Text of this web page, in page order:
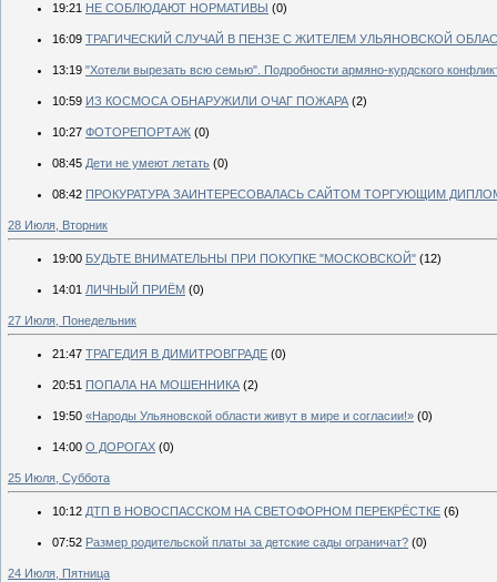
19:21 НЕ СОБЛЮДАЮТ НОРМАТИВЫ (0)
16:09 ТРАГИЧЕСКИЙ СЛУЧАЙ В ПЕНЗЕ С ЖИТЕЛЕМ УЛЬЯНОВСКОЙ
13:19 "Хотели вырезать всю семью". Подробности армяно-курдского
10:59 ИЗ КОСМОСА ОБНАРУЖИЛИ ОЧАГ ПОЖАРА (2)
10:27 ФОТОРЕПОРТАЖ (0)
08:45 Дети не умеют летать (0)
08:42 ПРОКУРАТУРА ЗАИНТЕРЕСОВАЛАСЬ САЙТОМ ТОРГУЮЩИМ
28 Июля, Вторник
19:00 БУДЬТЕ ВНИМАТЕЛЬНЫ ПРИ ПОКУПКЕ "МОСКОВСКОЙ" (12)
14:01 ЛИЧНЫЙ ПРИЁМ (0)
27 Июля, Понедельник
21:47 ТРАГЕДИЯ В ДИМИТРОВГРАДЕ (0)
20:51 ПОПАЛА НА МОШЕННИКА (2)
19:50 «Народы Ульяновской области живут в мире и согласии!» (0)
14:00 О ДОРОГАХ (0)
25 Июля, Суббота
10:12 ДТП В НОВОСПАССКОМ НА СВЕТОФОРНОМ ПЕРЕКРЁСТКЕ (6)
07:52 Размер родительской платы за детские сады ограничат? (0)
24 Июля, Пятница